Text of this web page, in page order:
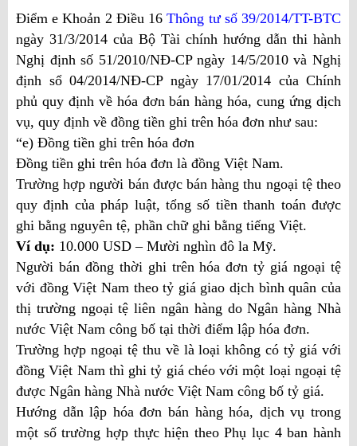
Điểm e Khoản 2 Điều 16Thông tư số 39/2014/TT-BTC
ngày 31/3/2014 của Bộ Tài chính hướng dẫn thi hành
Nghị định số 51/2010/NĐ-CP ngày 14/5/2010 và Nghị
định sổ 04/2014/NĐ-CP ngày 17/01/2014 của Chính
phủ quy định về hóa đơn bán hàng hóa, cung ứng dịch
vụ, quy định về đồng tiền ghi trên hóa đơn như sau:
“e) Đồng tiền ghi trên hóa đơn
Đồng tiền ghi trên hóa đơn là đồng Việt Nam.
Trường hợp người bán được bán hàng thu ngoại tệ theo
quy định của pháp luật, tổng số tiền thanh toán được
ghi bằng nguyên tệ, phần chữ ghi bằng tiếng Việt.
Ví dụ: 10.000 USD – Mười nghìn đô la Mỹ.
Người bán đồng thời ghi trên hóa đơn tỷ giá ngoại tệ
với đồng Việt Nam theo tỷ giá giao dịch bình quân của
thị trường ngoại tệ liên ngân hàng do Ngân hàng Nhà
nước Việt Nam công bố tại thời điểm lập hóa đơn.
Trường hợp ngoại tệ thu về là loại không có tỷ giá với
đồng Việt Nam thì ghi tỷ giá chéo với một loại ngoại tệ
được Ngân hàng Nhà nước Việt Nam công bố tỷ giá.
Hướng dẫn lập hóa đơn bán hàng hóa, dịch vụ trong
một số trường hợp thực hiện theo Phụ lục 4 ban hành